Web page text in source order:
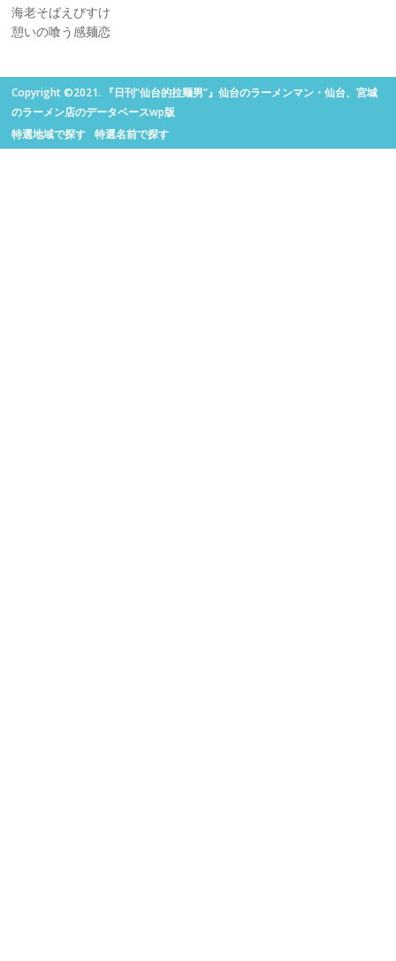
海老そばえびすけ
憩いの喰う感麺恋
Copyright ©2021. 『日刊“仙台的拉麺男”』仙台のラーメンマン・仙台、宮城
のラーメン店のデータベースwp版
特選地域で探す
特選名前で探す